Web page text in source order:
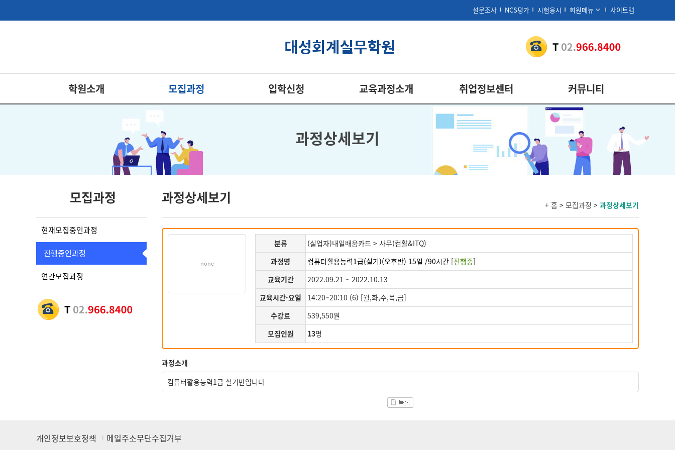
설문조사 NCS평가 시험응시 회원메뉴 사이트맵
학원소개 모집과정 입학신청 교육과정소개 취업정보센터 커뮤니티
과정상세보기
모집과정
현재모집중인과정
진행중인과정
연간모집과정
과정상세보기 + 홈 > 모집과정 > 과정상세보기
none
분류
(실업자)내일배움카드 > 사무(컴활&ITQ)
과정명
컴퓨터활용능력1급(실기)(오후반) 15일 /90시간 [진행중]
교육기간
2022.09.21 ~ 2022.10.13
교육시간·요일
14:20~20:10 (6) [월,화,수,목,금]
수강료
539,550원
모집인원
13명
과정소개
컴퓨터활용능력1급 실기반입니다
개인정보보호정책 메일주소무단수집거부